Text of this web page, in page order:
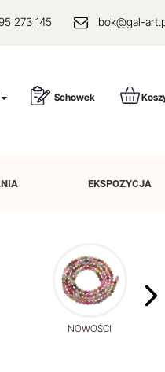
273 145 bok@gal-
Schowek
EKSPOZYCJA
NOWOŚCI